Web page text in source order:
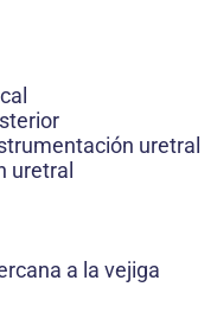
uretral
uretral
a la vejiga